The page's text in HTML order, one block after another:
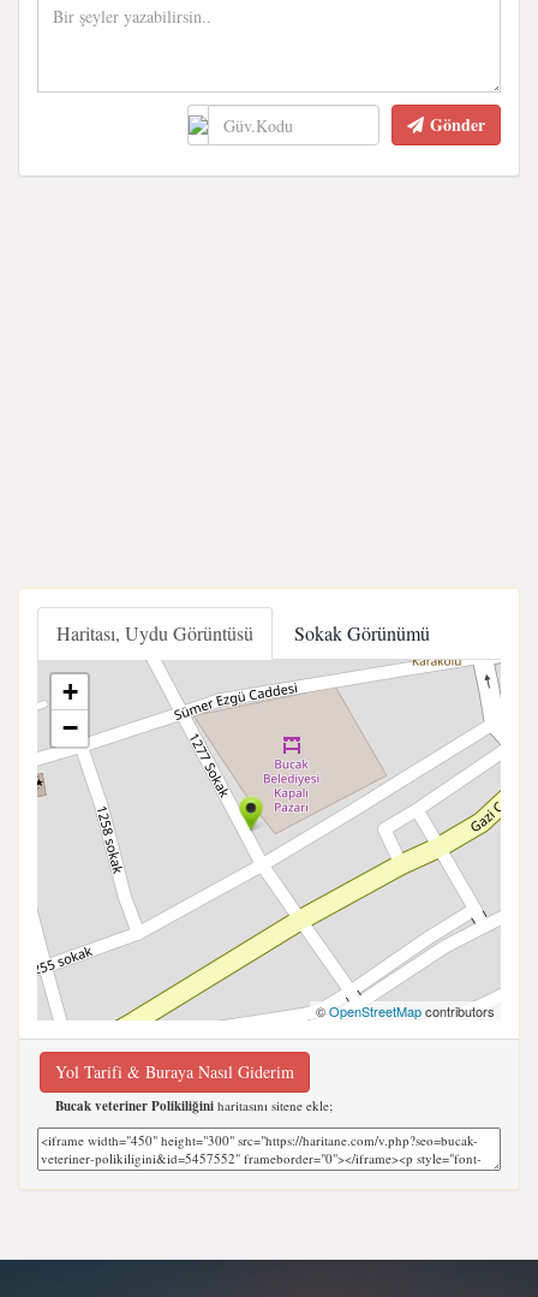
Gönder
Haritası, Uydu Görüntüsü Sokak Görünümü
+
−
©OpenStreetMapcontributors
Yol Tarifi & Buraya Nasıl Giderim
Bucak veteriner Polikiliğini haritasını sitene ekle;